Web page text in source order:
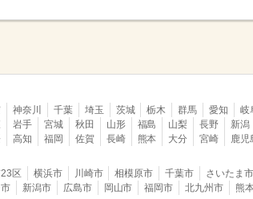
神奈川 千葉 埼玉 茨城 栃木 群馬 愛知 岐
岩手 宮城 秋田 山形 福島 山梨 長野 新潟
高知 福岡 佐賀 長崎 熊本 大分 宮崎 鹿児
区 横浜市 川崎市 相模原市 千葉市 さいたま市
新潟市 広島市 岡山市 福岡市 北九州市 熊